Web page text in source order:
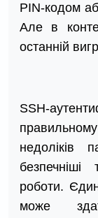
PIN-кодом
Але в
останній
SSH-
недоліків
роботи.
може